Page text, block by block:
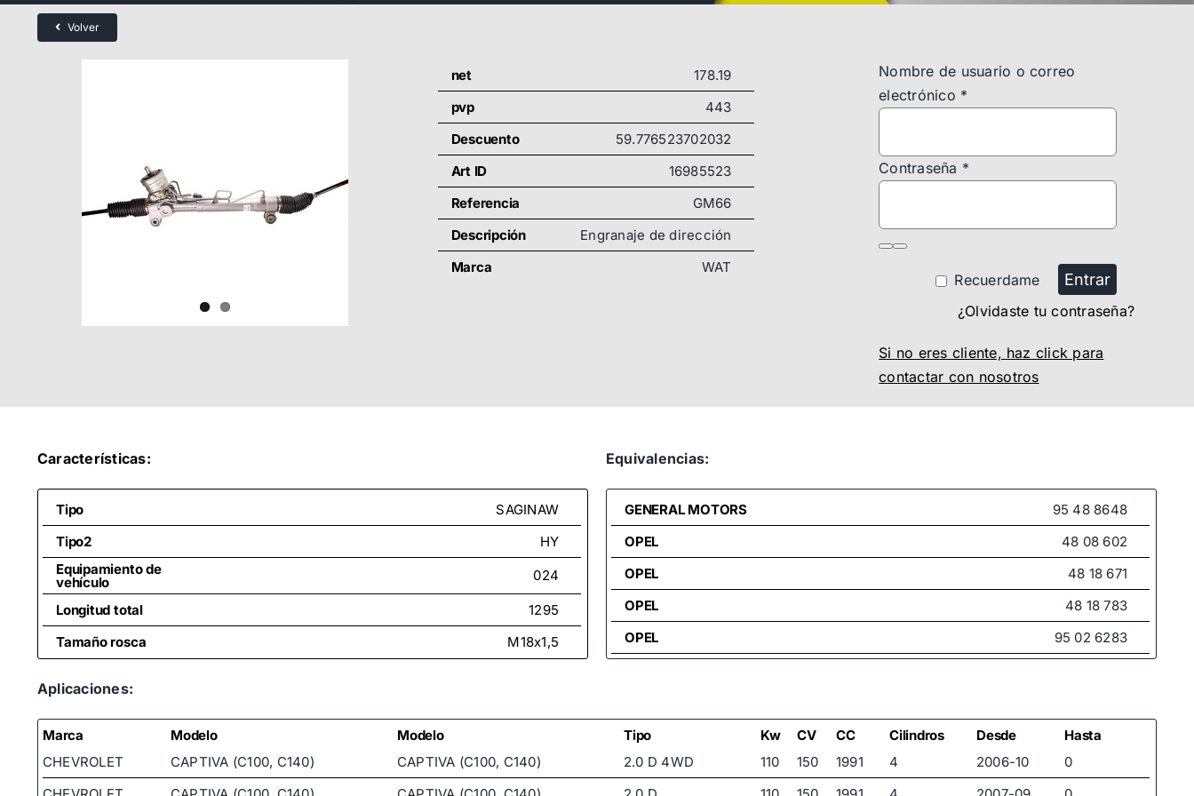
Volver
net
178.19
pvp
443
Descuento
59.776523702032
Art ID
16985523
Referencia
GM66
Descripción
Engranaje de dirección
Marca
WAT
Nombre de usuario o correo
electrónico *
Contraseña *
Recuerdame Entrar
¿Olvidaste tu contraseña?
Si no eres cliente, haz click para
contactar con nosotros
Características:
Tipo
SAGINAW
Tipo2
HY
Equipamiento de
vehículo 024
Longitud total
1295
Tamaño rosca
M18x1,5
(rótula axial)
Equivalencias:
GENERAL MOTORS
95 48 8648
OPEL
48 08 602
OPEL
48 18 671
OPEL
48 18 783
OPEL
95 02 6283
OPEL
96 02 6280
OPEL
96 02 6283
Aplicaciones:
Marca Modelo Modelo Tipo Kw CV CC Cilindros Desde
Hasta
CHEVROLET
CAPTIVA (C100, C140) CAPTIVA (C100, C140) 2.0 D 4WD 110 150 1991 4 2006-10
0